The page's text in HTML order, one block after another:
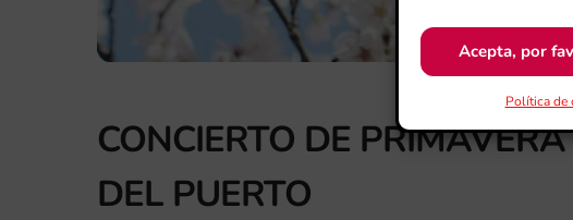
Acepta, por
Política de
CONCIERTO DE
DEL PUERTO